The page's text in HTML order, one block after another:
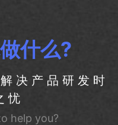
什么?
决产品研发时
忧
help you?